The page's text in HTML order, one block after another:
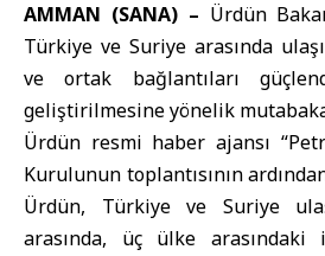
AMMAN (SANA) – Ürdün
Türkiye ve Suriye arasında
ve ortak bağlantıları
geliştirilmesine yönelik
Ürdün resmi haber ajansı
Kurulunun toplantısının
Ürdün, Türkiye ve Suriye
arasında, üç ülke arasındaki